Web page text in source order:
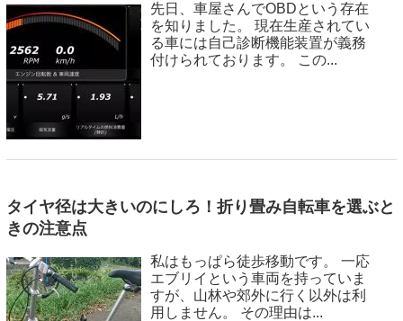
先日、車屋さんでOBDという存在
を知りました。 現在生産されてい
る車には自己診断機能装置が義務
付けられております。 この...
タイヤ径は大きいのにしろ！折り畳み自転車を選ぶと
きの注意点
私はもっぱら徒歩移動です。 一応
エブリイという車両を持っていま
すが、山林や郊外に行く以外は利
用しません。 その理由は...